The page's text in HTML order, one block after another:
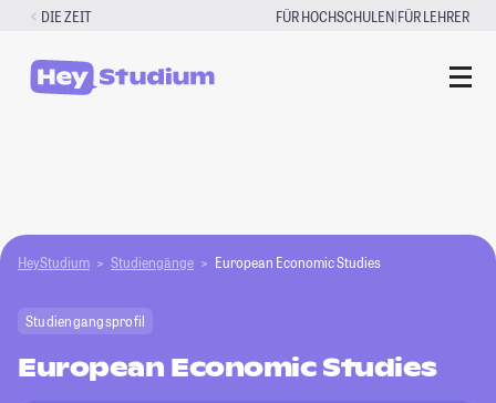
Zum
springen
DIE ZEIT FÜR HOCHSCHULEN|FÜR LEHRER
HeyStudium Studiengänge European Economic Studies
Studiengangsprofil
European Economic Studies